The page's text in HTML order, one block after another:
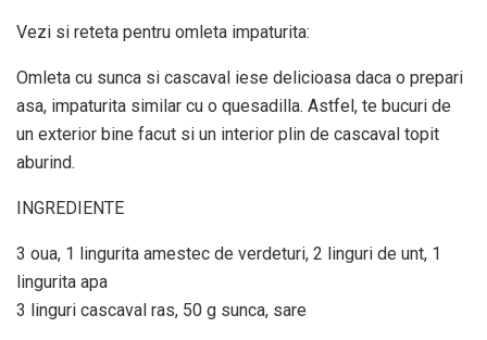
Vezi si reteta pentru omleta impaturita:
Omleta cu sunca si cascaval iese delicioasa daca o prepari
asa, impaturita similar cu o quesadilla. Astfel, te bucuri de
un exterior bine facut si un interior plin de cascaval topit
aburind.
INGREDIENTE
3 oua, 1 lingurita amestec de verdeturi, 2 linguri de unt, 1
lingurita apa
3 linguri cascaval ras, 50 g sunca, sare